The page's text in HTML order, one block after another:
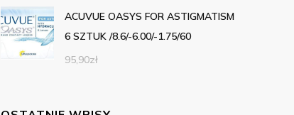
ACUVUE OASYS FOR ASTIGMATISM
6 SZTUK /8.6/-6.00/-1.75/60
95,90zł